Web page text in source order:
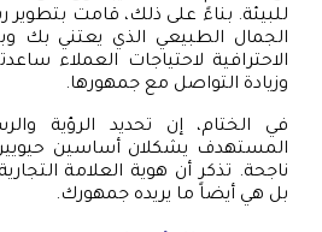
للبيئة. بناءً على ذلك، قامت بتطوير
الجمال الطبيعي الذي يعتني بك
الاحترافية لاحتياجات العملاء
وزيادة التواصل مع جمهورها.
في الختام، إن تحديد الرؤية
المستهدف يشكلان أساسين
ناجحة. تذكر أن هوية العلامة
بل هي أيضاً ما يريده جمهورك.